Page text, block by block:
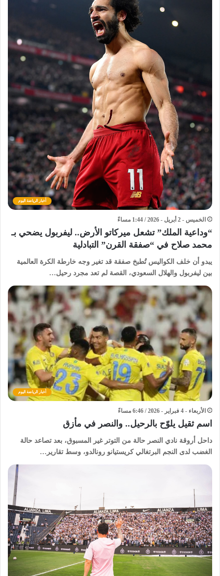
أخبار الرياضة اليوم
الخميس - 2 أبريل - 2026 / 1:44 مساءً
“وداعية الملك” تشعل ميركاتو الأرض.. ليفربول يضحي بـ
محمد صلاح في “صفقة القرن” التبادلية
يبدو أن خلف الكواليس تُطبخ صفقة قد تغير وجه خارطة الكرة العالمية
بين ليفربول والهلال السعودي، القصة لم تعد مجرد رحيل…
أخبار الرياضة اليوم
الأربعاء - 4 فبراير - 2026 / 6:46 مساءً
اسم ثقيل يلوّح بالرحيل.. والنصر في مأزق
داحل أروقة نادي النصر حالة من التوتر غير المسبوق، بعد تصاعد حالة
الغضب لدى النجم البرتغالي كريستيانو رونالدو، وسط تقارير…